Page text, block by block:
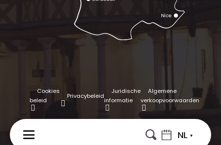
NL
Cookies
beleid
Privacybeleid
Juridische
informatie
Algemene
verkoopvoorwaarden